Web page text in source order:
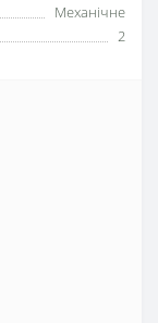
Механічне
2